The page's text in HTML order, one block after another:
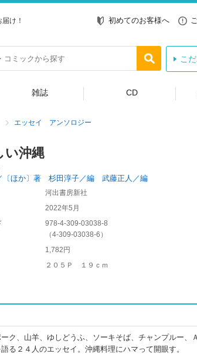
け！ 初めてのお客様へ
こ
雑誌 CD
エッセイ アンソロジー
い沖縄
〔ほか〕著 杉田淳子／編 武藤正人／編
河出書房新社
2022年5月
978-4-309-03038-8
（4-309-03038-6 ）
1,782円
２０５Ｐ １９ｃｍ
ク、山羊、ゆしどうふ、ソーキそば、チャンプルー、
る２４人のエッセイ。沖縄料理にハマって開眼す。